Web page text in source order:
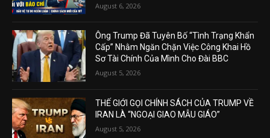
August 6, 2026
Ông Trump Đã Tuyên Bố “Tình Trạng Khẩn
Cấp” Nhằm Ngăn Chặn Việc Công Khai Hồ
Sơ Tài Chính Của Mình Cho Đài BBC
August 5, 2026
THẾ GIỚI GỌI CHÍNH SÁCH CỦA TRUMP VỀ
IRAN LÀ “NGOẠI GIAO MẪU GIÁO”
August 5, 2026